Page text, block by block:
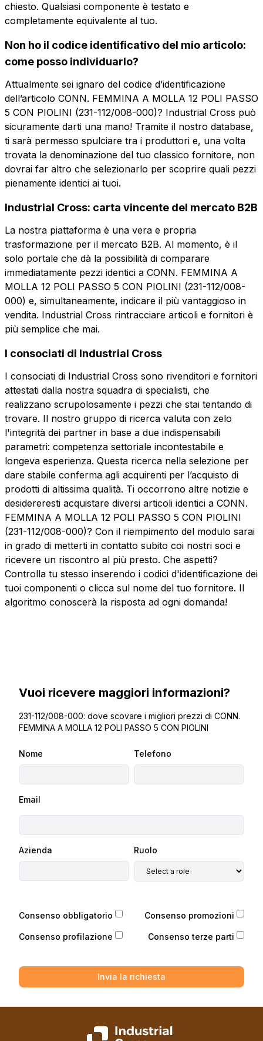
Azienda
Ruolo
Note
Consenso obbligatorio Consenso promozioni
Invia la richiesta
Email
Azienda
Note
obbligatorio
Consenso
Consenso
Consenso terze
Invia la richiesta
chiesto. Qualsiasi componente è testato e
completamente equivalente al tuo.
Non ho il codice identificativo del mio articolo:
come posso individuarlo?
Attualmente sei ignaro del codice d’identificazione
dell’articolo CONN. FEMMINA A MOLLA 12 POLI PASSO
5 CON PIOLINI (231-112/008-000)? Industrial Cross può
sicuramente darti una mano! Tramite il nostro database,
ti sarà permesso spulciare tra i produttori e, una volta
trovata la denominazione del tuo classico fornitore, non
dovrai far altro che selezionarlo per scoprire quali pezzi
pienamente identici ai tuoi.
Industrial Cross: carta vincente del mercato B2B
La nostra piattaforma è una vera e propria
trasformazione per il mercato B2B. Al momento, è il
solo portale che dà la possibilità di comparare
immediatamente pezzi identici a CONN. FEMMINA A
MOLLA 12 POLI PASSO 5 CON PIOLINI (231-112/008-
000) e, simultaneamente, indicare il più vantaggioso in
vendita. Industrial Cross rintracciare articoli e fornitori è
più semplice che mai.
I consociati di Industrial Cross
I consociati di Industrial Cross sono rivenditori e fornitori
attestati dalla nostra squadra di specialisti, che
realizzano scrupolosamente i pezzi che stai tentando di
trovare. Il nostro gruppo di ricerca valuta con zelo
l'integrità dei partner in base a due indispensabili
parametri: competenza settoriale incontestabile e
longeva esperienza. Questa ricerca nella selezione per
dare stabile conferma agli acquirenti per l’acquisto di
prodotti di altissima qualità. Ti occorrono altre notizie e
desidereresti acquistare diversi articoli identici a CONN.
FEMMINA A MOLLA 12 POLI PASSO 5 CON PIOLINI
(231-112/008-000)? Con il riempimento del modulo sarai
in grado di metterti in contatto subito coi nostri soci e
ricevere un riscontro al più presto. Che aspetti?
Controlla tu stesso inserendo i codici d'identificazione dei
tuoi componenti o clicca sul nome del tuo fornitore. Il
algoritmo conoscerà la risposta ad ogni domanda!
Vuoi ricevere maggiori informazioni?
231-112/008-000: dove scovare i migliori prezzi di CONN.
FEMMINA A MOLLA 12 POLI PASSO 5 CON PIOLINI
Nome Telefono
Email
Azienda Ruolo
Consenso obbligatorio Consenso promozioni
Consenso profilazione Consenso terze parti
Invia la richiesta